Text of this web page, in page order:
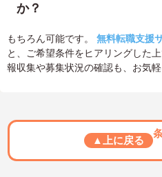
か？
もちろん可能です。 無料転職支援
と、ご希望条件をヒアリングした
報収集や募集状況の確認も、お気軽
▲上に戻る